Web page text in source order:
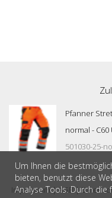
Pfanner
normal -
501030-25-
Impressum|AGB|
Um Ihnen die
bieten, benutzt diese
Analyse Tools. Durch